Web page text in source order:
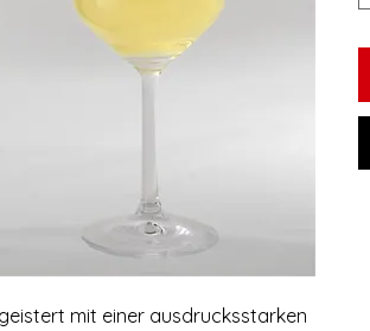
mit einer ausdrucksstarken